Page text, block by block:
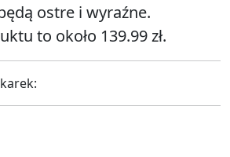
ostre i wyraźne.
to około 139.99 zł.